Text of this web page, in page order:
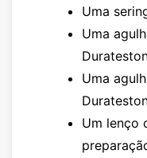
Uma
Uma
Uma
Um lenço